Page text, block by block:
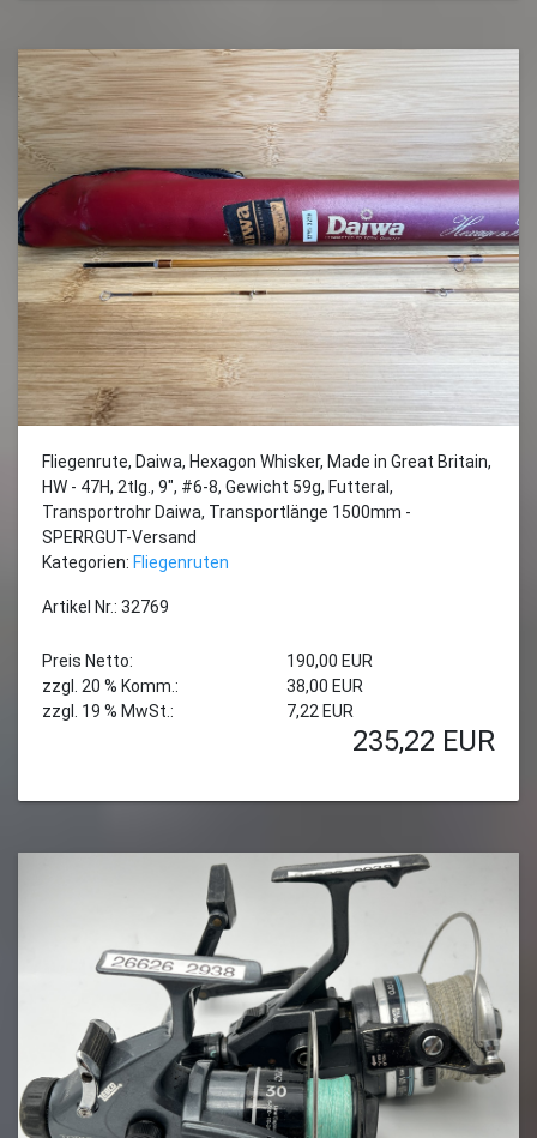
Fliegenrute, Daiwa, Hexagon Whisker, Made in Great Britain,
HW - 47H, 2tlg., 9", #6-8, Gewicht 59g, Futteral,
Transportrohr Daiwa, Transportlänge 1500mm -
SPERRGUT-Versand
Kategorien: Fliegenruten
Artikel Nr.: 32769
Preis Netto:
190,00 EUR
zzgl. 20 % Komm.:
38,00 EUR
zzgl. 19 % MwSt.:
7,22 EUR
235,22 EUR